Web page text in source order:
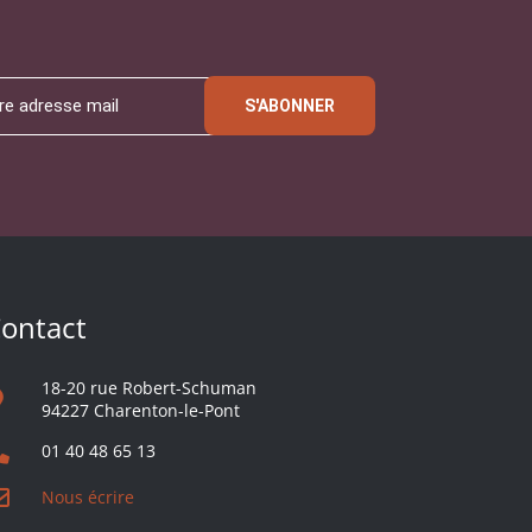
S'ABONNER
18-20 rue Robert-Schuman
94227 Charenton-le-Pont
01 40 48 65 13
Nous écrire